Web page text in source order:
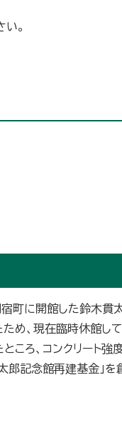
。
町に開館した鈴木貫
め、現在臨時休館して
ろ、コンクリート強
郎記念館再建基金」を